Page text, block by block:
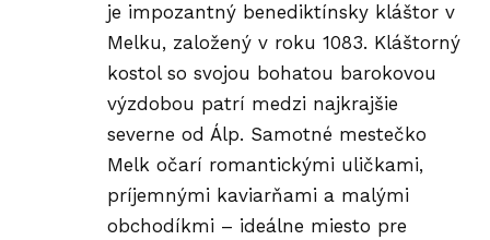
je impozantný benediktínsky kláštor v
Melku, založený v roku 1083. Kláštorný
kostol so svojou bohatou barokovou
výzdobou patrí medzi najkrajšie
severne od Álp. Samotné mestečko
Melk očarí romantickými uličkami,
príjemnými kaviarňami a malými
obchodíkmi – ideálne miesto pre